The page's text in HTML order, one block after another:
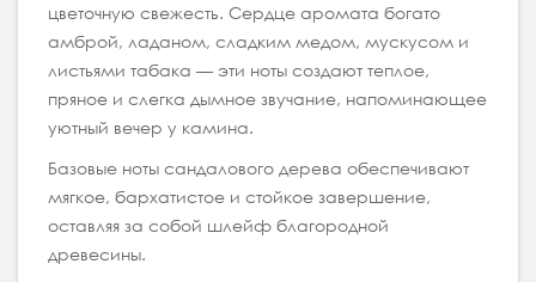
цветочную свежесть. Сердце аромата богато
амброй, ладаном, сладким медом, мускусом и
листьями табака — эти ноты создают теплое,
пряное и слегка дымное звучание, напоминающее
уютный вечер у камина.
Базовые ноты сандалового дерева обеспечивают
мягкое, бархатистое и стойкое завершение,
оставляя за собой шлейф благородной
древесины.